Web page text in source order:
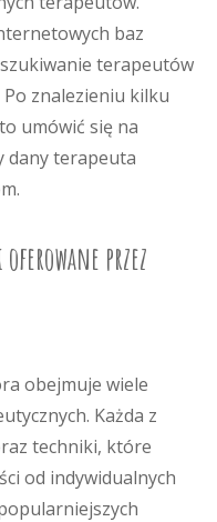
baz
terapeutów
Po znalezieniu kilku
umówić się na
dany terapeuta
przez
obejmuje wiele
Każda z
techniki, które
od indywidualnych